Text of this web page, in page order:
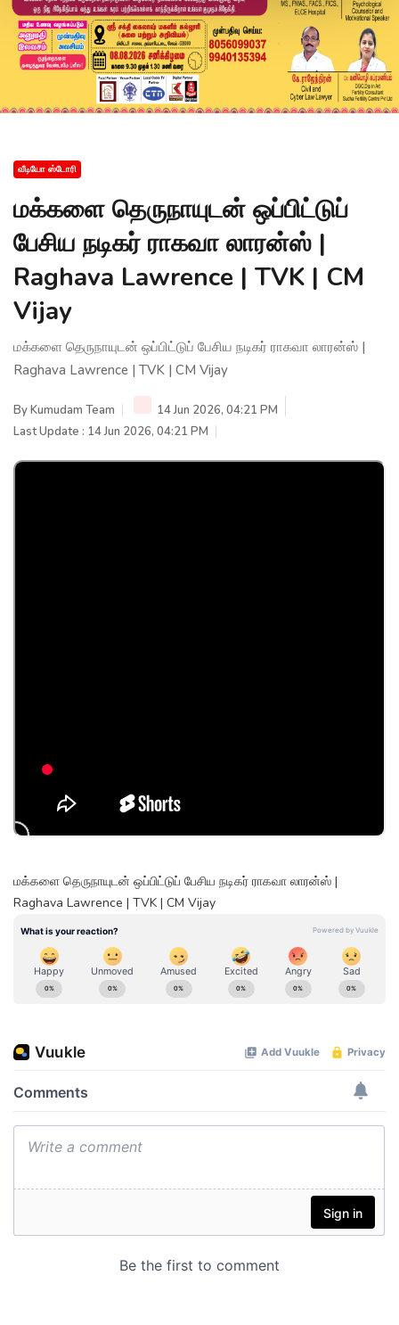
வீடியோ ஸ்டோரி
மக்களை தெருநாயுடன் ஒப்பிட்டுப்
பேசிய நடிகர் ராகவா லாரன்ஸ் |
Raghava Lawrence | TVK | CM
Vijay
மக்களை தெருநாயுடன் ஒப்பிட்டுப் பேசிய நடிகர் ராகவா லாரன்ஸ் |
Raghava Lawrence | TVK | CM Vijay
ByKumudam Team
14 Jun 2026, 04:21 PM
Last Update : 14 Jun 2026, 04:21 PM
மக்களை தெருநாயுடன் ஒப்பிட்டுப் பேசிய நடிகர் ராகவா லாரன்ஸ் |
Raghava Lawrence | TVK | CM Vijay